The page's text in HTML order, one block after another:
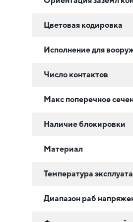
Цветовая кодировка
Исполнение для
Число контактов
Макс поперечное
Наличие блокировки
Материал
Температура
Диапазон раб